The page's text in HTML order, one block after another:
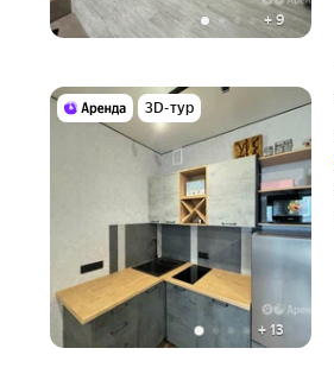
+9
3D-тур
+ 13